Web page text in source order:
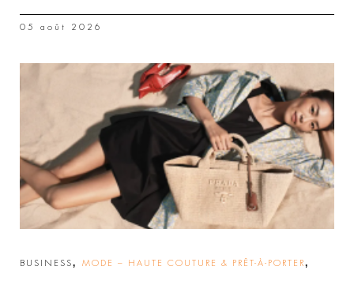
05 août 2026
BUSINESS, MODE – HAUTE COUTURE & PRÊT-À-PORTER,